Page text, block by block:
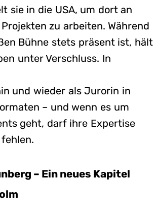
sie in die USA, um dort an
zu arbeiten. Während
Bühne stets präsent ist, hält
unter Verschluss. In
und wieder als Jurorin in
– und wenn es um
geht, darf ihre Expertise
– Ein neues Kapitel